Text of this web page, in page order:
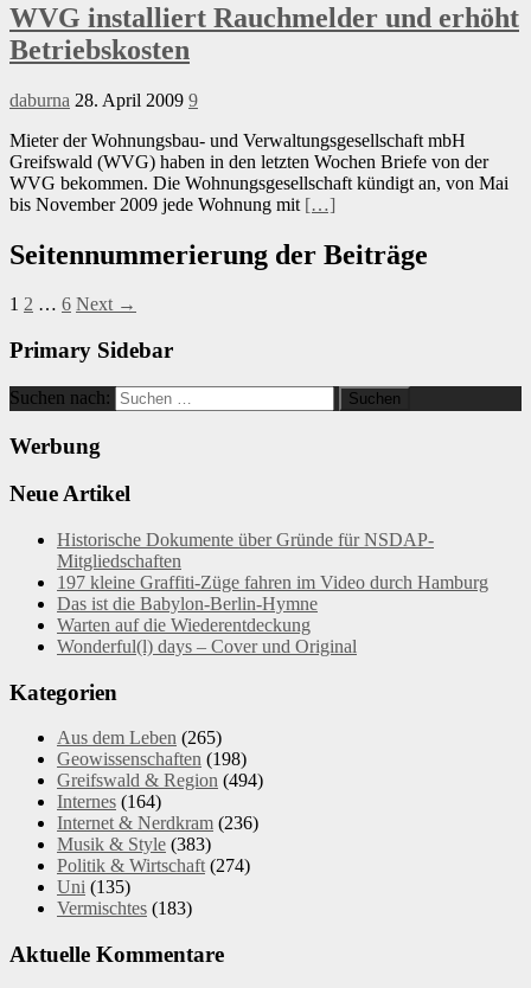
WVG installiert Rauchmelder und erhöht
Betriebskosten
daburna 28. April 2009 9
Mieter der Wohnungsbau- und Verwaltungsgesellschaft mbH
Greifswald (WVG) haben in den letzten Wochen Briefe von der
WVG bekommen. Die Wohnungsgesellschaft kündigt an, von Mai
bis November 2009 jede Wohnung mit […]
Seitennummerierung der Beiträge
1 2 … 6 Next →
Primary Sidebar
Suchen nach:
Werbung
Neue Artikel
Historische Dokumente über Gründe für NSDAP-
Mitgliedschaften
197 kleine Graffiti-Züge fahren im Video durch Hamburg
Das ist die Babylon-Berlin-Hymne
Warten auf die Wiederentdeckung
Wonderful(l) days – Cover und Original
Kategorien
Aus dem Leben (265)
Geowissenschaften (198)
Greifswald & Region (494)
Internes (164)
Internet & Nerdkram (236)
Musik & Style (383)
Politik & Wirtschaft(274)
Uni (135)
Vermischtes (183)
Aktuelle Kommentare